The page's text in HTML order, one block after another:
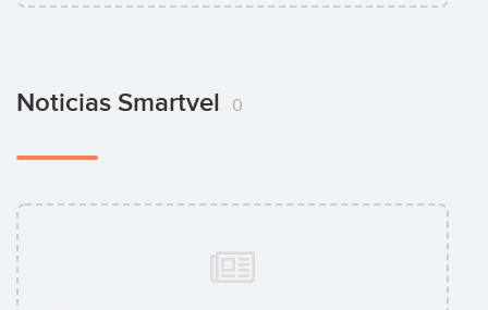
Noticias Smartvel 0